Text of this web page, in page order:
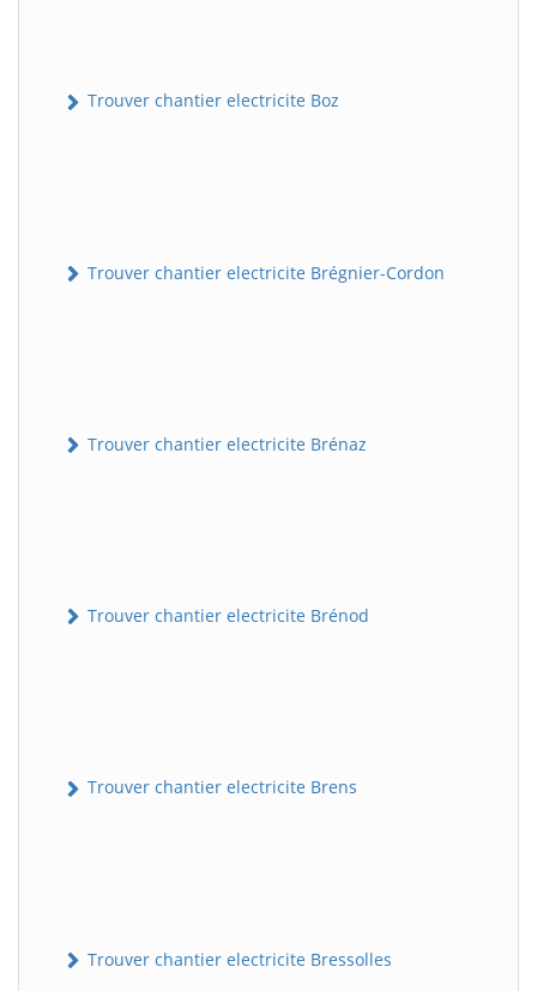
Trouver chantier electricite Boz
Trouver chantier electricite Brégnier-Cordon
Trouver chantier electricite Brénaz
Trouver chantier electricite Brénod
Trouver chantier electricite Brens
Trouver chantier electricite Bressolles